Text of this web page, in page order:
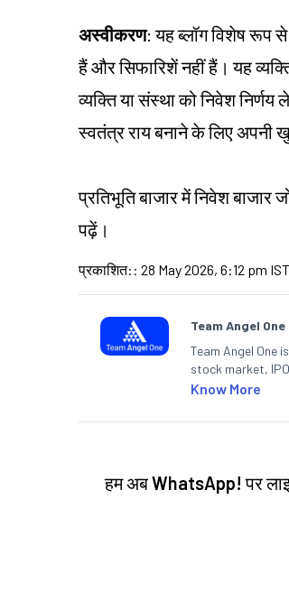
अस्वीकरण: यह ब्लॉग विशेष रूप
हैं और सिफारिशें नहीं हैं। यह
व्यक्ति या संस्था को निवेश निर्णय
स्वतंत्र राय बनाने के लिए अपनी
प्रतिभूति बाजार में निवेश
पढ़ें।
प्रकाशित: : 28 May 2026, 6:12 pm IST
Team Angel One
Team Angel One
stock market,
Know More
हम अबWhatsApp! पर